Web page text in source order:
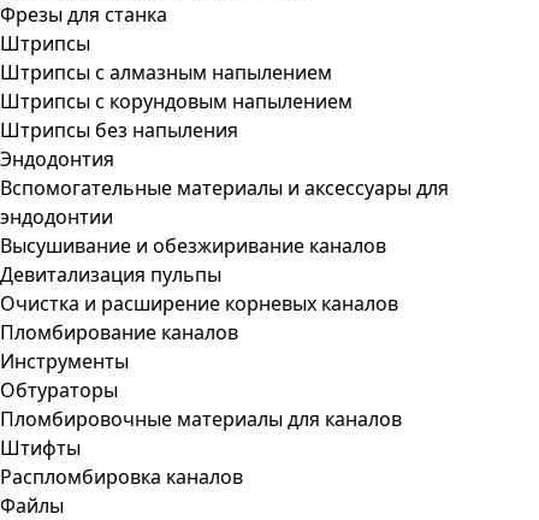
Фрезы для станка
Штрипсы
Штрипсы c алмазным напылением
Штрипсы c корундовым напылением
Штрипсы без напыления
Эндодонтия
Вспомогательные материалы и аксессуары для
эндодонтии
Высушивание и обезжиривание каналов
Девитализация пульпы
Очистка и расширение корневых каналов
Пломбирование каналов
Инструменты
Обтураторы
Пломбировочные материалы для каналов
Штифты
Распломбировка каналов
Файлы